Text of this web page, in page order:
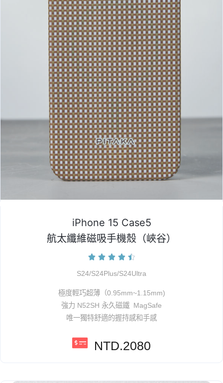
iPhone 15 Case5
航太纖維磁吸手機殼（峽谷）
    
S24/S24Plus/S24Ultra
極度輕巧超薄（0.95mm~1.15mm)
強力 N52SH 永久磁鐵 MagSafe
唯一獨特舒適的握持感和手感
NTD.2080